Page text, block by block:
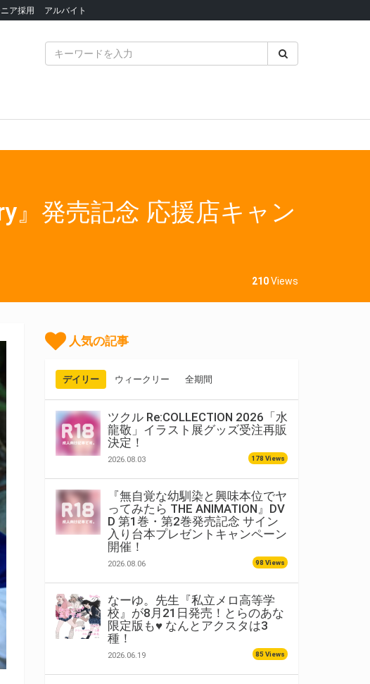
ア採用 アルバイト
』発売記念 応援店キャン
210Views
人気の記事
デイリー ウィークリー 全期間
ツクル Re:COLLECTION 2026「水
龍敬」イラスト展グッズ受注再販
決定！
2026.08.03 178 Views
『無自覚な幼馴染と興味本位でヤ
ってみたら THE ANIMATION』DV
D 第1巻・第2巻発売記念 サイン
入り台本プレゼントキャンペーン
開催！
2026.08.06 98 Views
なーゆ。先生『私立メロ高等学
校』が8月21日発売！とらのあな
限定版も♥ なんとアクスタは3
種！
2026.06.19 85 Views